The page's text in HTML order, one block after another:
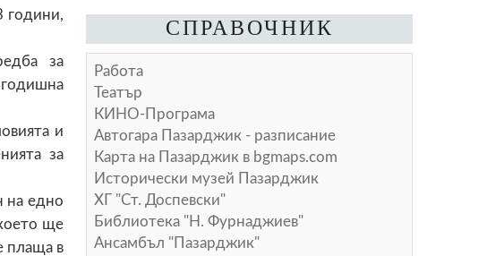
години,
за
и
за
на едно
ще
плаща в
СПРАВОЧНИК
Работа
Театър
КИНО-Програма
Автогара Пазарджик - разписание
Карта на Пазарджик в bgmaps.com
Исторически музей Пазарджик
ХГ "Ст. Доспевски"
Библиотека "Н. Фурнаджиев"
Ансамбъл "Пазарджик"